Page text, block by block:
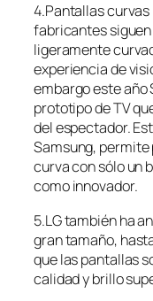
4.Pantallas
fabricantes
ligeramente
experiencia de
embargo este año
prototipo de TV
del espectador.
Samsung, permite
curva con sólo un
como innovador.
5.LG también ha
gran tamaño,
que las pantallas
calidad y brillo